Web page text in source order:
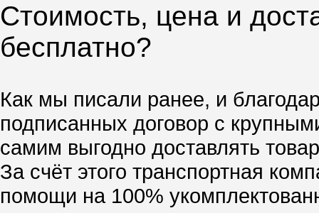
Стоимость, цена и
бесплатно?
Как мы писали ранее, и
подписанных договор с
самим выгодно доставлять
За счёт этого транспортная
помощи на 100%